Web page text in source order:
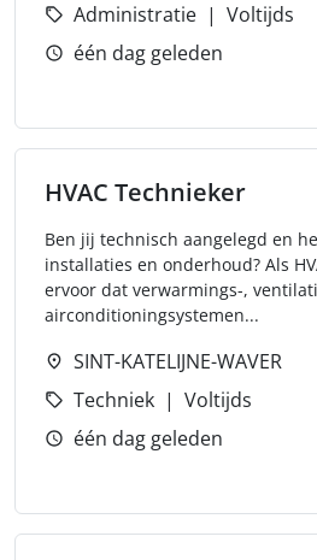
Administratie
Voltijds
één dag geleden
HVAC Technieker
Ben jij technisch aangelegd en
installaties en onderhoud? Als
ervoor dat verwarmings-,
airconditioningsystemen...
SINT-KATELIJNE-WAVER
Techniek
Voltijds
één dag geleden